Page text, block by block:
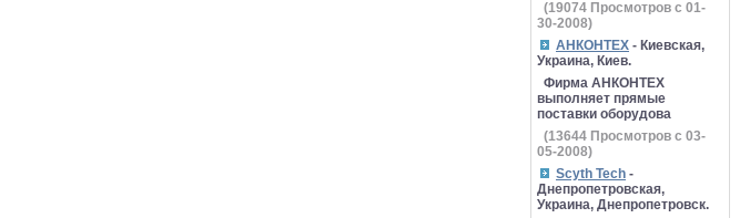
(19074 Просмотров с 01-
30-2008)
АНКОНТЕХ - Киевская,
Украина, Киев.
Фирма АНКОНТЕХ
выполняет прямые
поставки оборудова
(13644 Просмотров с 03-
05-2008)
Scyth Tech -
Днепропетровская,
Украина, Днепропетровск.